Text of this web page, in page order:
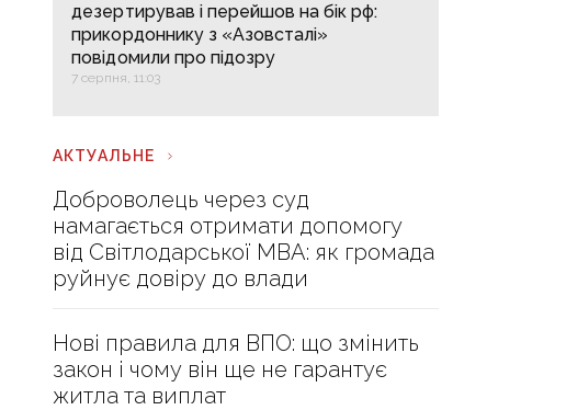
дезертирував і перейшов на бік рф:
прикордоннику з «Азовсталі»
повідомили про підозру
7 серпня, 11:03
АКТУАЛЬНЕ
Доброволець через суд
намагається отримати допомогу
від Світлодарської МВА: як громада
руйнує довіру до влади
Нові правила для ВПО: що змінить
закон і чому він ще не гарантує
житла та виплат